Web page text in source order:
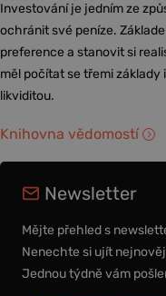
Investování je jedním ze
ochránit své peníze.
preference a stanovit si
měl počítat se třemi
likviditou.
Knihovna vědomostí
Newsletter
Mějte přehled s
Nenechte si ujít
Jednou týdně vám